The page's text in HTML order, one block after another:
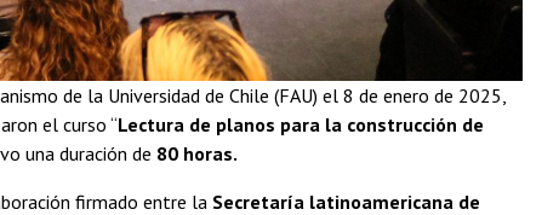
de la Universidad de Chile (FAU) el 8 de enero de 2025,
el curso “Lectura de planos para la construcción de
una duración de 80 horas.
firmado entre la Secretaría latinoamericana de